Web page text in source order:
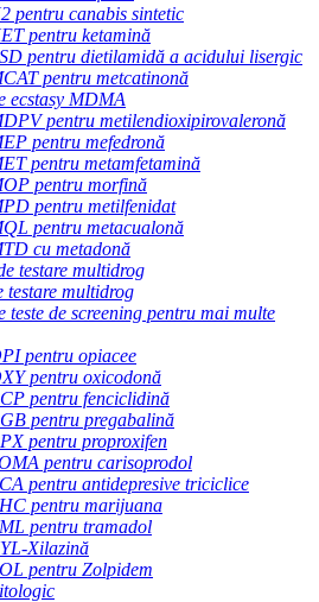
pentru canabis sintetic
pentru ketamină
pentru dietilamidă a acidului lisergic
pentru metcatinonă
ecstasy MDMA
pentru metilendioxipirovaleronă
pentru mefedronă
pentru metamfetamină
pentru morfină
pentru metilfenidat
pentru metacualonă
cu metadonă
testare multidrog
testare multidrog
teste de screening pentru mai multe
pentru opiacee
pentru oxicodonă
pentru fenciclidină
pentru pregabalină
pentru proproxifen
pentru carisoprodol
pentru antidepresive triciclice
pentru marijuana
pentru tramadol
Xilazină
pentru Zolpidem